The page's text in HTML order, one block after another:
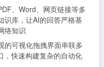
、Word、网页链接等多
识库，让AI的回答严格基
络知识
的可视化拖拽界面串联多
，快速构建复杂的自动化